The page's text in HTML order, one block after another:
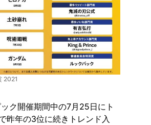
2021
ク開催期間中の7月25日にト
昨年の3位に続きトレンド入